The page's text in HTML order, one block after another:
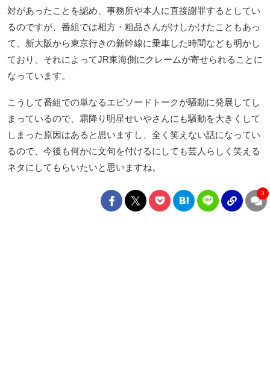
対があったことを認め、事務所や本人に直接謝罪するとしてい
るのですが、番組では相方・粗品さんがけしかけたこともあっ
て、新大阪から東京行きの新幹線に乗車した時間なども明かし
ており、それによってJR東海側にクレームが寄せられることに
なっています。
こうして番組での単なるエピソードトークが騒動に発展してし
まっているので、霜降り明星せいやさんにも騒動を大きくして
しまった原因はあると思いますし、全く笑えない話になってい
るので、今後も何かに文句を付けるにしても芸人らしく笑える
ネタにしてもらいたいと思いますね。
3